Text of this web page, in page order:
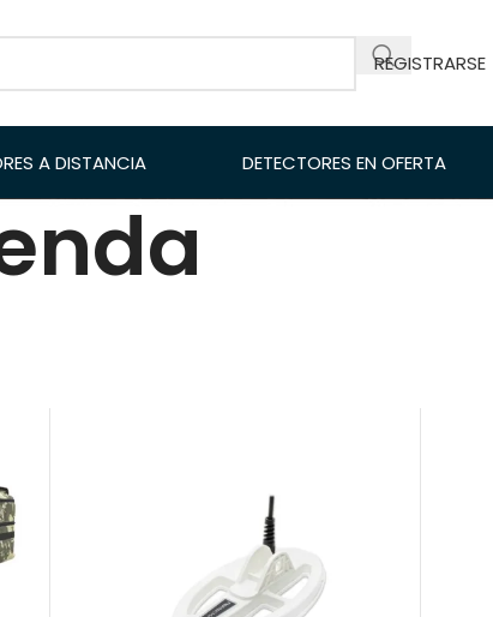
REGISTRARSE
A DISTANCIA DETECTORES EN OFERTA